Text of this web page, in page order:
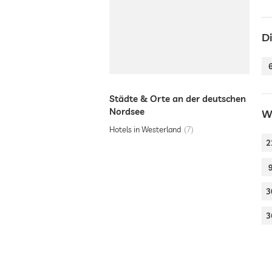
Städte & Orte an der deutschen
Nordsee
Hotels in Westerland 7